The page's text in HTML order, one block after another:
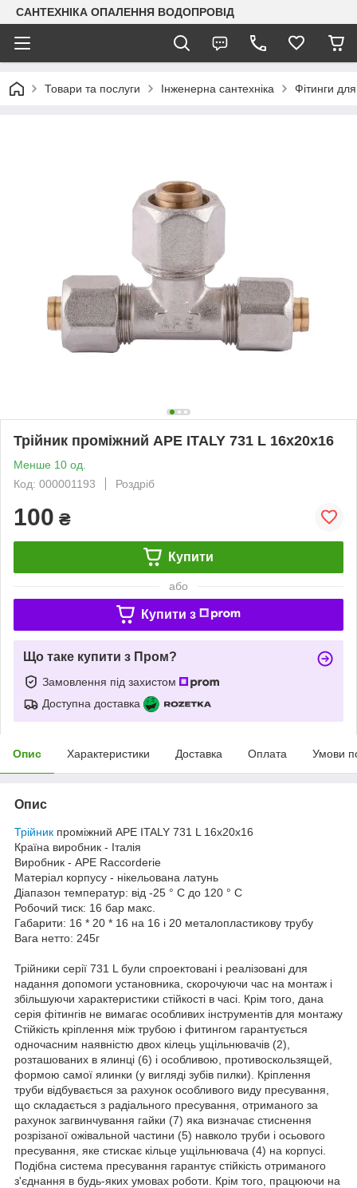
САНТЕХНІКА ОПАЛЕННЯ ВОДОПРОВІД
Товари та послуги Інженерна сантехніка Фітинги
Трійник проміжний APE ITALY 731 L 16x20x16
Менше 10 од.
Код: 000001193
Роздріб
100 ₴
Купити
або
Купити з
Що таке купити з Пром?
Замовлення під захистом
Доступна доставка
Опис Характеристики Доставка Оплата Умови
Опис
Трійник проміжний APE ITALY 731 L 16x20x16
Країна виробник - Італія
Виробник - APE Raccorderie
Матеріал корпусу - нікельована латунь
Діапазон температур: від -25 ° C до 120 ° C
Робочий тиск: 16 бар макс.
Габарити: 16 * 20 * 16 на 16 і 20 металопластикову трубу
Вага нетто: 245г
Трійники серії 731 L були спроектовані і реалізовані для
надання допомоги установника, скорочуючи час на монтаж і
збільшуючи характеристики стійкості в часі. Крім того, дана
серія фітингів не вимагає особливих інструментів для монтажу
Стійкість кріплення між трубою і фитингом гарантується
одночасним наявністю двох кілець ущільнювачів (2),
розташованих в ялинці (6) і особливою, противоскользящей,
формою самої ялинки (у вигляді зубів пилки). Кріплення
труби відбувається за рахунок особливого виду пресування,
що складається з радіального пресування, отриманого за
рахунок загвинчування гайки (7) яка визначає стиснення
розрізаної ожівальной частини (5) навколо труби і осьового
пресування, яке стискає кільце ущільнювача (4) на корпусі.
Подібна система пресування гарантує стійкість отриманого
з'єднання в будь-яких умовах роботи. Крім того, працюючи на